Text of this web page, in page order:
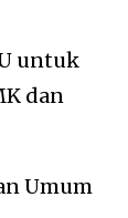
untuk
dan
Umum